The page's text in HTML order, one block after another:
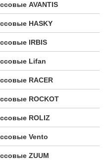
AVANTIS
HASKY
IRBIS
Lifan
RACER
ROCKOT
ROLIZ
Vento
ZUUM